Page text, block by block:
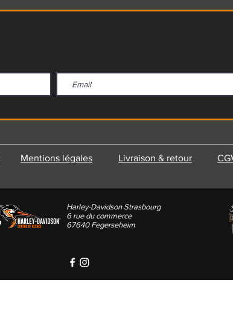
Mentions légales Livraison & retour
Harley-Davidson Strasbourg
6 rue du commerce
67640 Fegerseheim